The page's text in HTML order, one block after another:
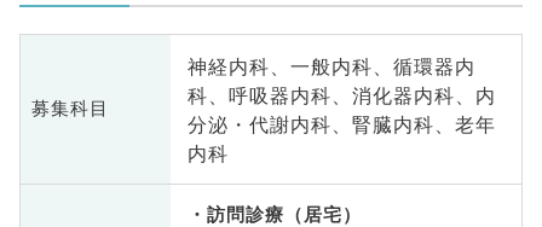
募集科目
神経内科、一般内科、循環器内
科、呼吸器内科、消化器内科、内
分泌・代謝内科、腎臓内科、老年
内科
訪問診療（居宅）